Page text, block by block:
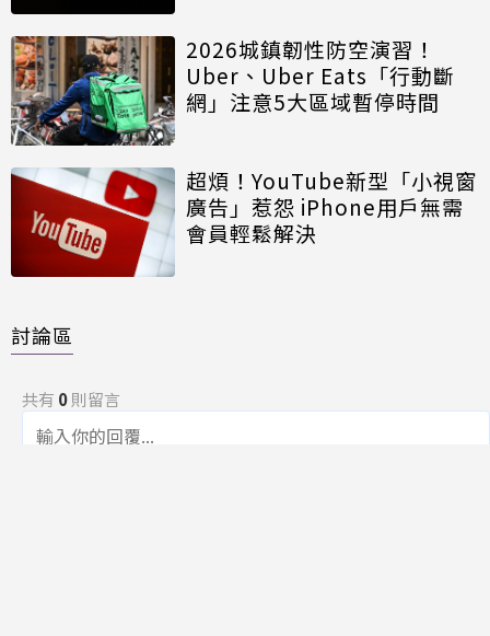
2026城鎮韌性防空演習！
Uber、Uber Eats「行動斷
網」注意5大區域暫停時間
超煩！YouTube新型「小視窗
廣告」惹怨 iPhone用戶無需
會員輕鬆解決
討論區
共有 0則留言